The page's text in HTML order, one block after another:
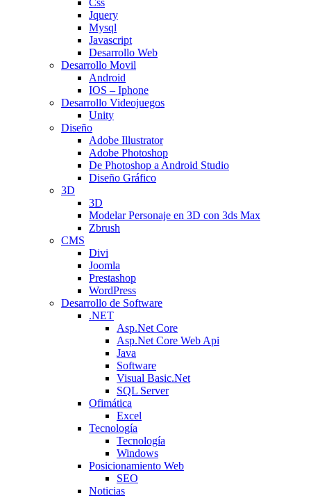
Css
Jquery
Mysql
Javascript
Desarrollo Web
Desarrollo Movil
Android
IOS – Iphone
Desarrollo Videojuegos
Unity
Diseño
Adobe Illustrator
Adobe Photoshop
De Photoshop a Android Studio
Diseño Gráfico
3D
3D
Modelar Personaje en 3D con 3ds Max
Zbrush
CMS
Divi
Joomla
Prestashop
WordPress
Desarrollo de Software
.NET
Asp.Net Core
Asp.Net Core Web Api
Java
Software
Visual Basic.Net
SQL Server
Ofimática
Excel
Tecnología
Tecnología
Windows
Posicionamiento Web
SEO
Noticias